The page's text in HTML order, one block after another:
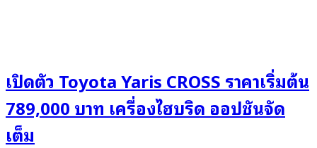
เปิดตัว Toyota Yaris CROSS ราคาเริ่มต้น
789,000 บาท เครื่องไฮบริด ออปชันจัด
เต็ม